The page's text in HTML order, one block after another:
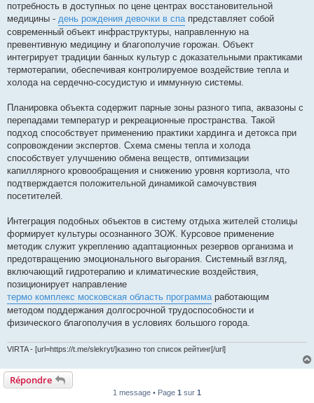
a
g
e
n
o
n
l
u
потребность в доступных по цене центрах восстановительной
медицины - день рождения девочки в спапредставляет собой
современный объект инфраструктуры, направленную на
превентивную медицину и благополучие горожан. Объект
интегрирует традиции банных культур с доказательными практиками
термотерапии, обеспечивая контролируемое воздействие тепла и
холода на сердечно-сосудистую и иммунную системы.
Планировка объекта содержит парные зоны разного типа, аквазоны с
перепадами температур и рекреационные пространства. Такой
подход способствует применению практики хардинга и детокса при
сопровождении экспертов. Схема смены тепла и холода
способствует улучшению обмена веществ, оптимизации
капиллярного кровообращения и снижению уровня кортизола, что
подтверждается положительной динамикой самочувствия
посетителей.
Интеграция подобных объектов в систему отдыха жителей столицы
формирует культуры осознанного ЗОЖ. Курсовое применение
методик служит укреплению адаптационных резервов организма и
предотвращению эмоционального выгорания. Системный взгляд,
включающий гидротерапию и климатические воздействия,
позиционирует направление
термо комплекс московская область программаработающим
методом поддержания долгосрочной трудоспособности и
физического благополучия в условиях большого города.
VIRTA - [url=https://t.me/slekryt/]казино топ список рейтинг[/url]
Répondre
1 message • Page 1 sur 1